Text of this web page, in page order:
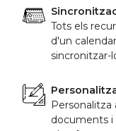
Tots els
d'un
sincronitzar-
documents i